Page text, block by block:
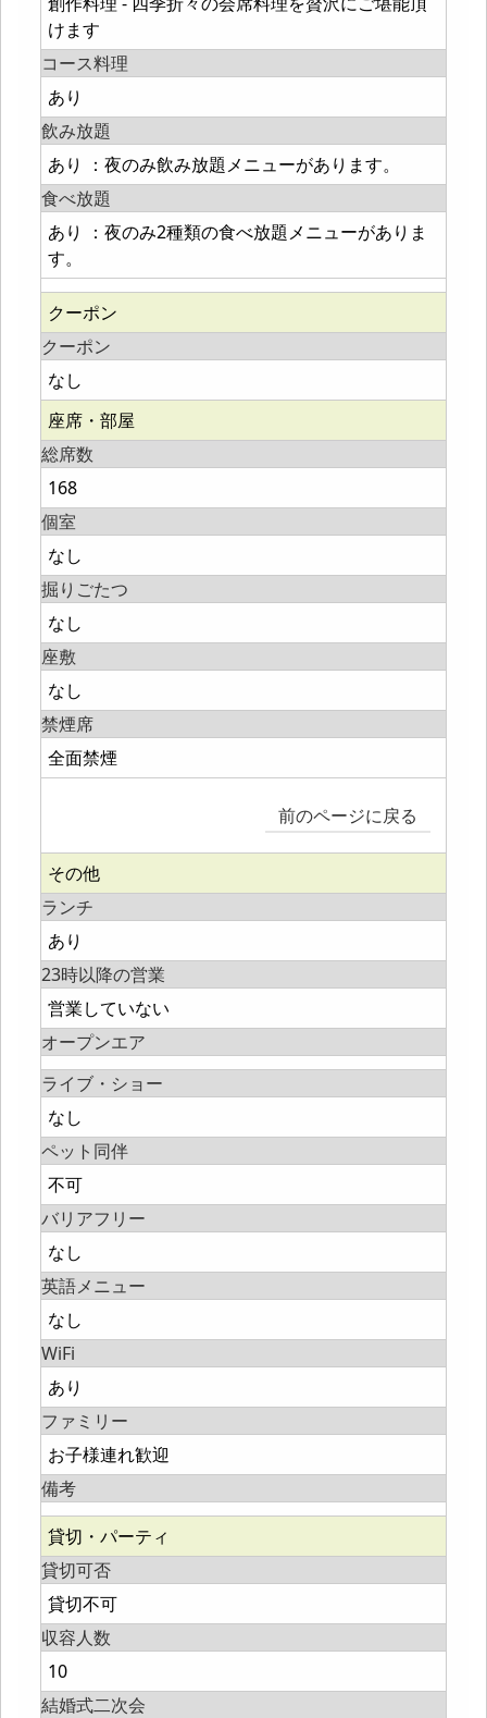
けます
コース料理
あり
飲み放題
あり ：夜のみ飲み放題メニューがあります。
食べ放題
あり ：夜のみ2種類の食べ放題メニューがありま
す。
クーポン
クーポン
なし
座席・部屋
総席数
168
個室
なし
掘りごたつ
なし
座敷
なし
禁煙席
全面禁煙
前のページに戻る
その他
ランチ
あり
23時以降の営業
営業していない
オープンエア
ライブ・ショー
なし
ペット同伴
不可
バリアフリー
なし
英語メニュー
なし
WiFi
あり
ファミリー
お子様連れ歓迎
備考
貸切・パーティ
貸切可否
貸切不可
収容人数
10
結婚式二次会